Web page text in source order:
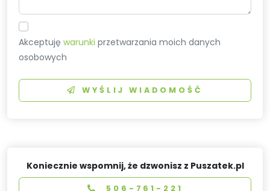
Akceptujęwarunki przetwarzania moich danych
osobowych
WYŚLIJ WIADOMOŚĆ
Koniecznie wspomnij, że dzwonisz z Puszatek.pl
506-761-221